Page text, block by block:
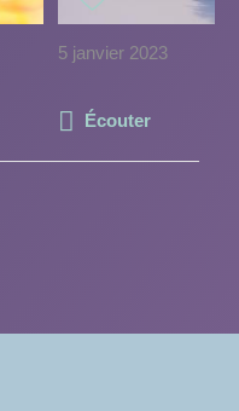
5 janvier 2023
Écouter